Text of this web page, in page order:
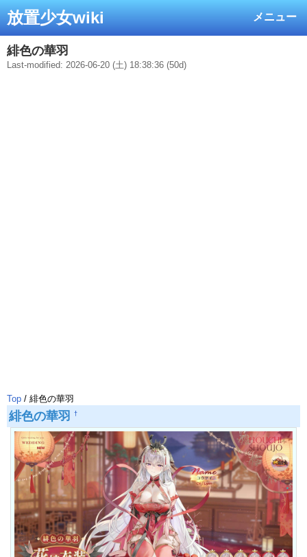
メニュー
放置少女wiki
緋色の華羽
Last-modified: 2026-06-20 (土) 18:38:36 (50d)
Top / 緋色の華羽
緋色の華羽 †